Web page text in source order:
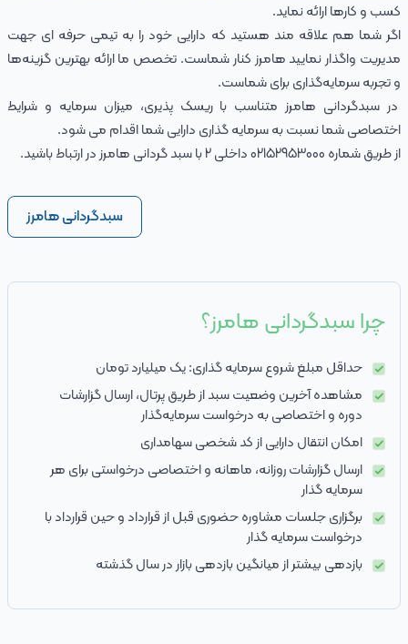
کسب و کارها ارائه نماید.
اگر شما هم علاقه مند هستید که دارایی خود را به تیمی حرفه ای جهت
مدیریت واگذار نمایید هامرز کنار شماست. تخصص ما ارائه بهترین گزینه‌ها
و تجربه سرمایه‌گذاری برای شماست.
در سبدگردانی هامرز متناسب با ریسک پذیری، میزان سرمایه و شرایط
اختصاصی شما نسبت به سرمایه گذاری دارایی شما اقدام می شود.
از طریق شماره 02152953000 داخلی 2 با سبد گردانی هامرز در ارتباط باشید.
سبدگردانی هامرز
چرا سبدگردانی هامرز؟
حداقل مبلغ شروع سرمایه گذاری: یک میلیارد تومان
مشاهده آخرین وضعیت سبد از طریق پرتال، ارسال گزارشات
دوره و اختصاصی به درخواست سرمایه‌گذار
امکان انتقال دارایی از کد شخصی سهامداری
ارسال گزارشات روزانه، ماهانه و اختصاصی درخواستی برای هر
سرمایه گذار
برگزاری جلسات مشاوره حضوری قبل از قرارداد و حین قرارداد با
درخواست سرمایه گذار
بازدهی بیشتر از میانگین بازدهی بازار در سال گذشته